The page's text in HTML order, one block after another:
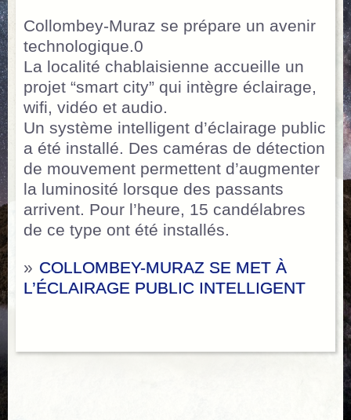
Collombey-Muraz se prépare un avenir
technologique.0
La localité chablaisienne accueille un
projet “smart city” qui intègre éclairage,
wifi, vidéo et audio.
Un système intelligent d’éclairage public
a été installé. Des caméras de détection
de mouvement permettent d’augmenter
la luminosité lorsque des passants
arrivent. Pour l’heure, 15 candélabres
de ce type ont été installés.
» COLLOMBEY-MURAZ SE MET À
L’ÉCLAIRAGE PUBLIC INTELLIGENT